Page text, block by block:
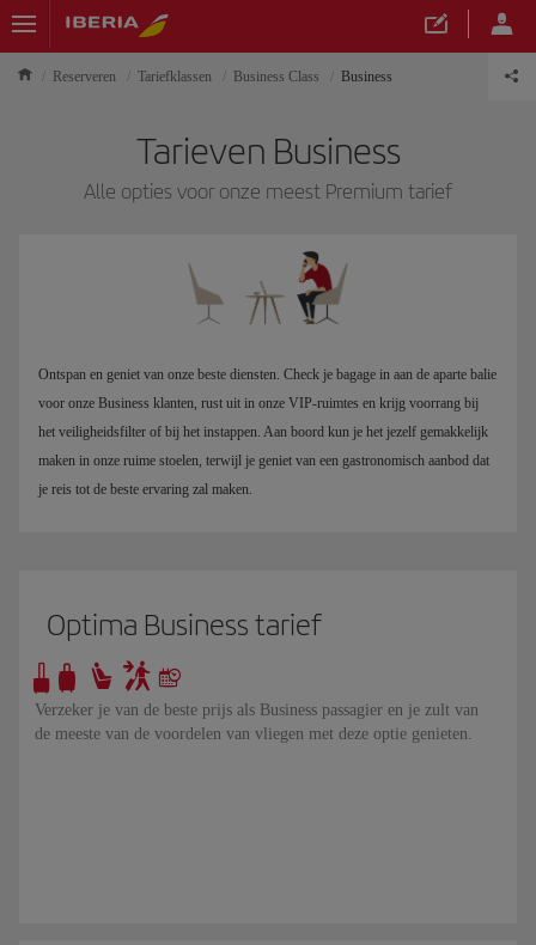
Reserveren Tariefklassen Business Class Business
Tarieven Business
Alle opties voor onze meest Premium tarief
Ontspan en geniet van onze beste diensten. Check je bagage in aan de aparte balie
voor onze Business klanten, rust uit in onze VIP-ruimtes en krijg voorrang bij
het veiligheidsfilter of bij het instappen. Aan boord kun je het jezelf gemakkelijk
maken in onze ruime stoelen, terwijl je geniet van een gastronomisch aanbod dat
je reis tot de beste ervaring zal maken.
Optima Business tarief
Verzeker je van de beste prijs als Business passagier en je zult van
de meeste van de voordelen van vliegen met deze optie genieten.